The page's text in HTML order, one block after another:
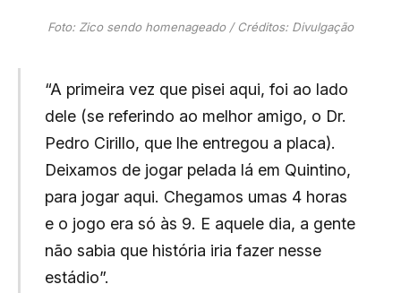
Foto: Zico sendo homenageado / Créditos: Divulgação
“A primeira vez que pisei aqui, foi ao lado
dele (se referindo ao melhor amigo, o Dr.
Pedro Cirillo, que lhe entregou a placa).
Deixamos de jogar pelada lá em Quintino,
para jogar aqui. Chegamos umas 4 horas
e o jogo era só às 9. E aquele dia, a gente
não sabia que história iria fazer nesse
estádio”.